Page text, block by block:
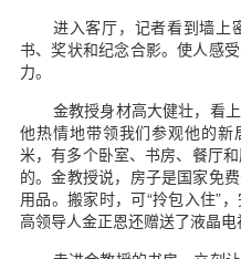
进入客厅，记者看到墙上
书、奖状和纪念合影。使人感
力。
金教授身材高大健壮，看
他热情地带领我们参观他的
米，有多个卧室、书房、餐厅
的。金教授说，房子是国家免
用品。搬家时，可“拎包入住”
高领导人金正恩还赠送了液晶电